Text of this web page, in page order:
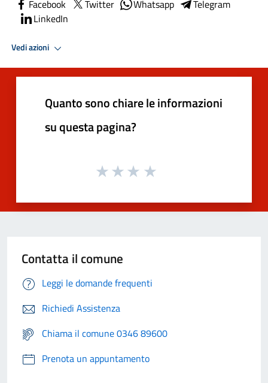
Facebook Twitter Whatsapp
Telegram
LinkedIn
Vedi azioni
Quanto sono chiare le informazioni
su questa pagina?
Contatta il comune
Leggi le domande frequenti
Richiedi Assistenza
Chiama il comune 0346 89600
Prenota un appuntamento